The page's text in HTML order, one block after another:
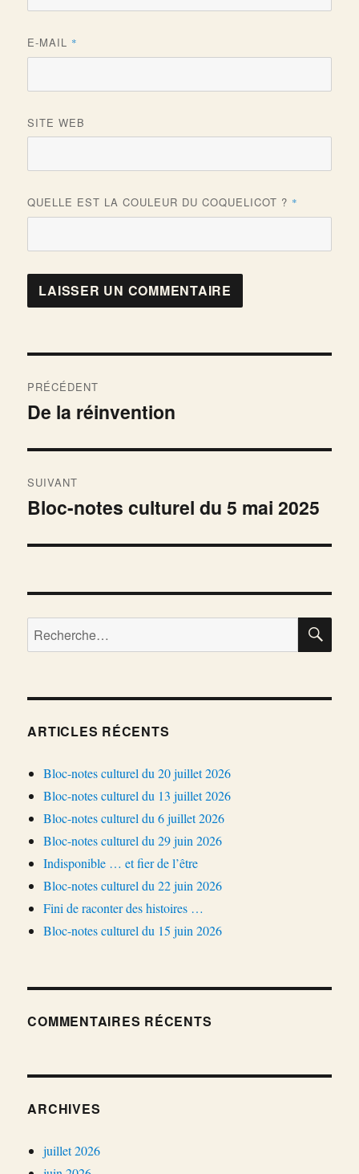
E-MAIL *
SITE WEB
QUELLE EST LA COULEUR DU COQUELICOT ? *
de
PRÉCÉDENT
Publication
De la réinvention
SUIVANT
Publication
Bloc-notes culturel du 5 mai 2025
Recherche
pour :
ARTICLES RÉCENTS
Bloc-notes culturel du 20 juillet 2026
Bloc-notes culturel du 13 juillet 2026
Bloc-notes culturel du 6 juillet 2026
Bloc-notes culturel du 29 juin 2026
Indisponible … et fier de l’être
Bloc-notes culturel du 22 juin 2026
Fini de raconter des histoires …
Bloc-notes culturel du 15 juin 2026
COMMENTAIRES RÉCENTS
ARCHIVES
juillet 2026